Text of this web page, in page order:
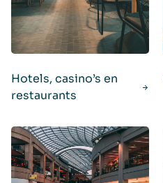
Hotels, casino’s en
restaurants